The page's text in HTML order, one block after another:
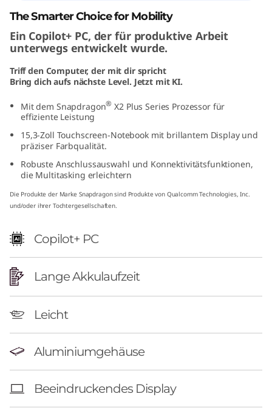
S
n
a
o
n
The Smarter Choice for Mobility
Ein Copilot+ PC, der für produktive Arbeit
unterwegs entwickelt wurde.
Triff den Computer, der mit dir spricht
Bring dich aufs nächste Level. Jetzt mit KI.
Mit dem Snapdragon® X2 Plus Series Prozessor für
effiziente Leistung
15,3-Zoll Touchscreen-Notebook mit brillantem Display und
präziser Farbqualität.
Robuste Anschlussauswahl und Konnektivitätsfunktionen,
die Multitasking erleichtern
Die Produkte der Marke Snapdragon sind Produkte von Qualcomm Technologies, Inc.
und/oder ihrer Tochtergesellschaften.
Copilot+ PC
Lange Akkulaufzeit
Leicht
Aluminiumgehäuse
Beeindruckendes Display